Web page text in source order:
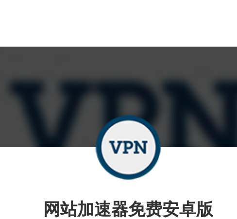
网站加速器免费安卓版